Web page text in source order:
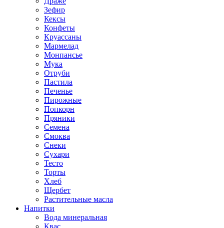
Зефир
Кексы
Конфеты
Круассаны
Мармелад
Монпансье
Мука
Отруби
Пастила
Печенье
Пирожные
Попкорн
Пряники
Семена
Смоква
Снеки
Сухари
Тесто
Торты
Хлеб
Щербет
Растительные масла
Напитки
Вода минеральная
Квас